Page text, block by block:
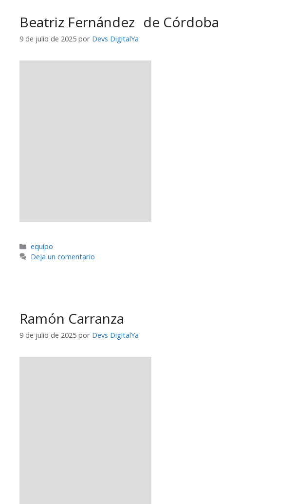
Beatriz Fernández de Córdoba
9 de julio de 2025 por Devs DigitalYa
equipo
Deja un comentario
Ramón Carranza
9 de julio de 2025 por Devs DigitalYa